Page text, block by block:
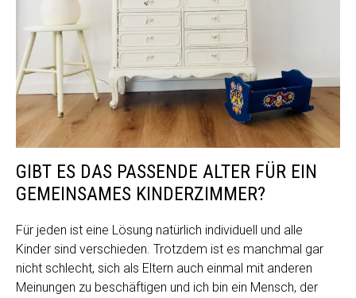
GIBT ES DAS PASSENDE ALTER FÜR EIN
GEMEINSAMES KINDERZIMMER?
Für jeden ist eine Lösung natürlich individuell und alle
Kinder sind verschieden. Trotzdem ist es manchmal gar
nicht schlecht, sich als Eltern auch einmal mit anderen
Meinungen zu beschäftigen und ich bin ein Mensch, der